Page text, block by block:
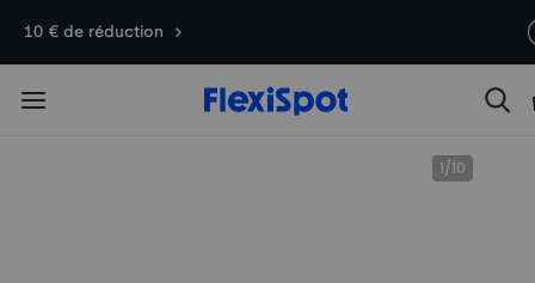
Offres du 10e anniversaire | C7
Morpher dès 579,99 €
:
1/10
10 € de réduction